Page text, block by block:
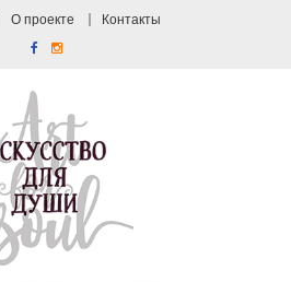
О проекте Контакты